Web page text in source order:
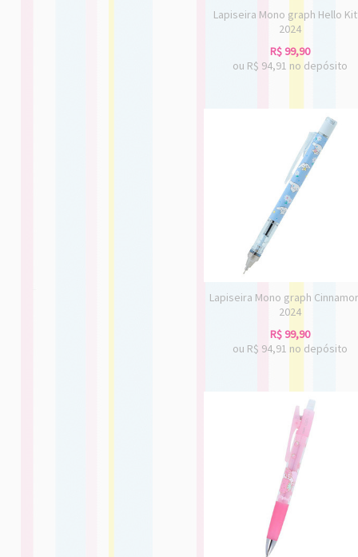
Lapiseira Mono graph Hello
2024
R$ 99,90
ou R$ 94,91 no depósito
Lapiseira Mono graph
2024
R$ 99,90
ou R$ 94,91 no depósito